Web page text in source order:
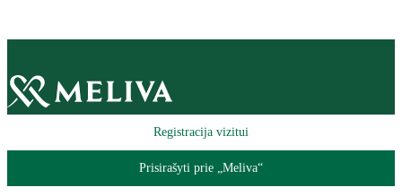
Registracija vizitui
Prisirašyti prie „Meliva“